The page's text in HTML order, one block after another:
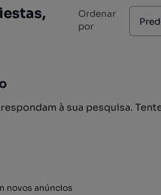
Ordenar
por
à sua pesquisa.
novos anúncios